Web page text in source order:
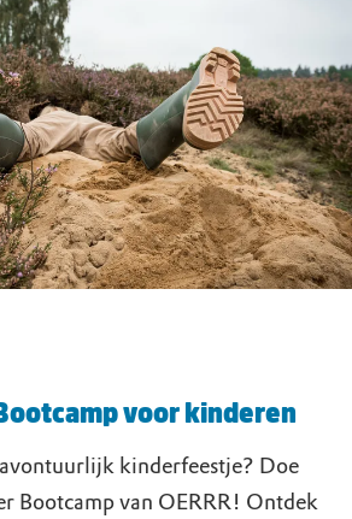
voor kinderen
kinderfeestje? Doe
Bootcamp van OERRR! Ontdek